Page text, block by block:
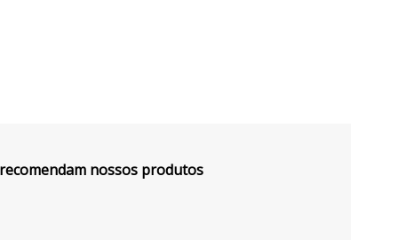
nossos produtos